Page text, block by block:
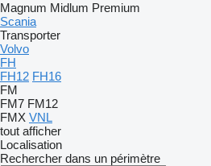
Magnum Midlum Premium
Scania
Transporter
Volvo
FH
FH12 FH16
FM
FM7 FM12
FMX VNL
tout afficher
Localisation
Rechercher dans un périmètre